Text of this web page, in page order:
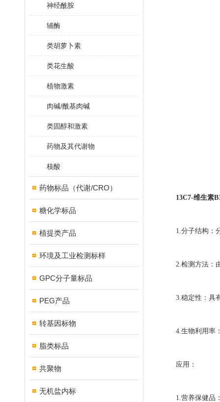
神经酰胺
辅酶
类胡萝卜素
类花生酸
植物激素
肉碱/酰基肉碱
类固醇和激素
药物及其代谢物
核酸
药物标品（代谢/CRO）
糖化学标品
植提类产品
环境及工业检测标样
GPC分子量标品
PEG产品
转基因标物
脂类标品
共聚物
无机盐内标
13C7-维生素
1.分子结构：分
2.检测方法：由
3.稳定性：具有
4.生物利用率：
应用：
1.营养保健品：